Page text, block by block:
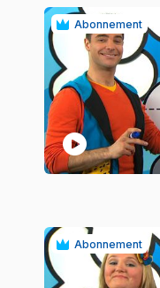
Abonnement
play_circle
Abonnement